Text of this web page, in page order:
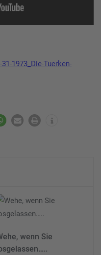
1973_Die-Tuerken-
wenn Sie